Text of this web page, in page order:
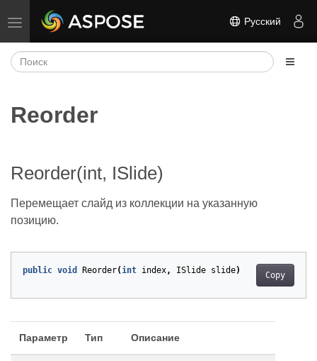
Переключить навигацию Русский
Reorder
Reorder(int, ISlide)
Перемещает слайд из коллекции на указанную
позицию.
Copy
public void Reorder(int index, ISlide slide)
Параметр Тип Описание